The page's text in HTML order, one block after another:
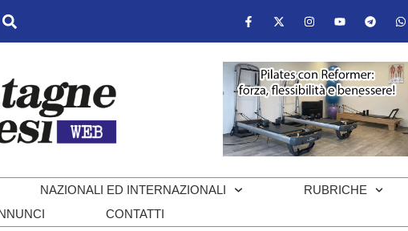
NAZIONALI ED INTERNAZIONALI
RUBRICHE
CONTATTI